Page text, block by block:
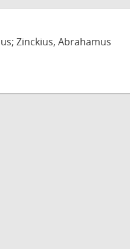
Zinckius, Abrahamus